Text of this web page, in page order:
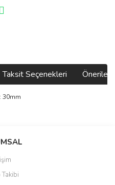
Taksit Seçenekleri
30mm
siz yapın!
görüntülenemiyor.